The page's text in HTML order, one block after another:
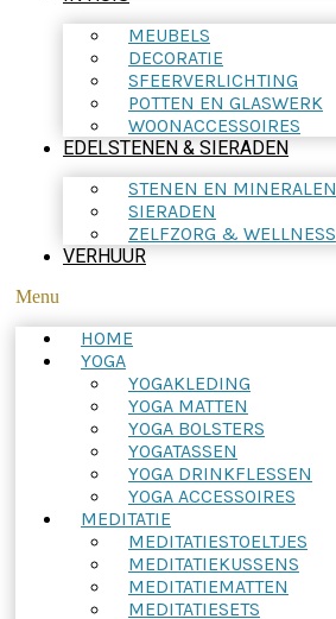
MEUBELS
DECORATIE
SFEERVERLICHTING
POTTEN EN GLASWERK
WOONACCESSOIRES
EDELSTENEN & SIERADEN
STENEN EN MINERALEN
SIERADEN
ZELFZORG & WELLNESS
VERHUUR
Menu
HOME
YOGA
YOGAKLEDING
YOGA MATTEN
YOGA BOLSTERS
YOGATASSEN
YOGA DRINKFLESSEN
YOGA ACCESSOIRES
MEDITATIE
MEDITATIESTOELTJES
MEDITATIEKUSSENS
MEDITATIEMATTEN
MEDITATIESETS